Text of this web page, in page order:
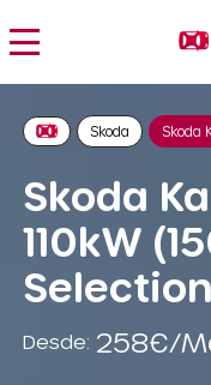
Skoda Skoda
Skoda
110kW
Selection
Desde: 258€/